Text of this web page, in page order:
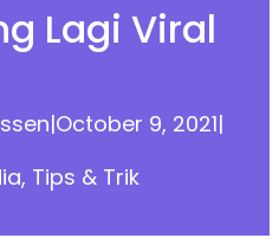
Lagi Viral
|October 9, 2021|
, Tips & Trik